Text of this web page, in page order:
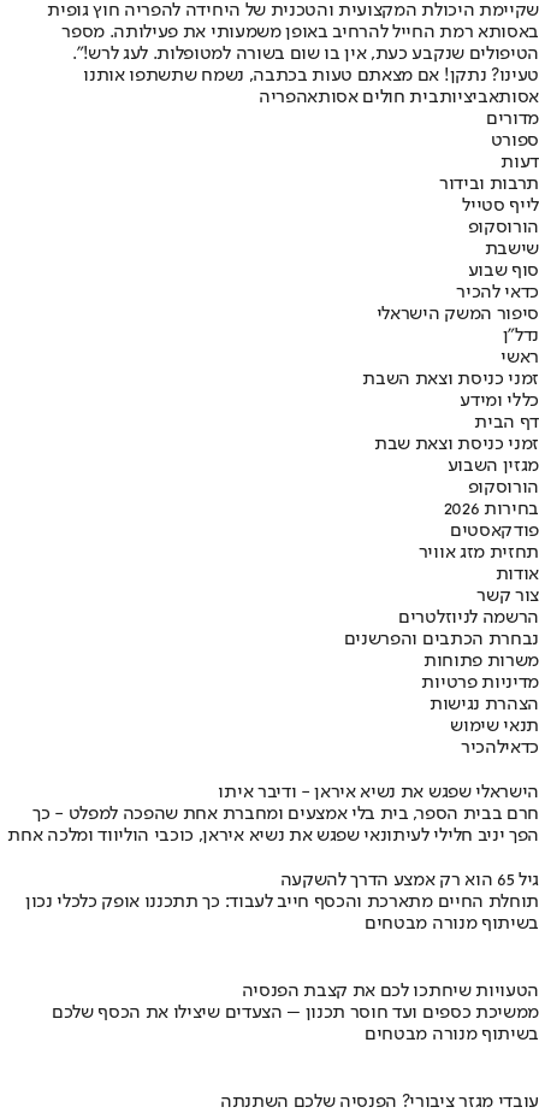
שקיימת היכולת המקצועית והטכנית של היחידה להפריה חוץ גופית
באסותא רמת החייל להרחיב באופן משמעותי את פעילותה. מספר
הטיפולים שנקבע כעת, אין בו שום בשורה למטופלות. לעג לרש!".
טעינו? נתקן! אם מצאתם טעות בכתבה, נשמח שתשתפו אותנו
אסותאביציותבית חולים אסותאהפריה
מדורים
ספורט
דעות
תרבות ובידור
לייף סטייל
הורוסקופ
שישבת
סוף שבוע
כדאי להכיר
סיפור המשק הישראלי
נדל"ן
ראשי
זמני כניסת וצאת השבת
כללי ומידע
דף הבית
זמני כניסת וצאת שבת
מגזין השבוע
הורוסקופ
בחירות 2026
פודקאסטים
תחזית מזג אוויר
אודות
צור קשר
הרשמה לניוזלטרים
נבחרת הכתבים והפרשנים
משרות פתוחות
מדיניות פרטיות
הצהרת נגישות
תנאי שימוש
כדאילהכיר
הישראלי שפגש את נשיא איראן - ודיבר איתו
חרם בבית הספר, בית בלי אמצעים ומחברת אחת שהפכה למפלט - כך
הפך יניב חלילי לעיתונאי שפגש את נשיא איראן, כוכבי הוליווד ומלכה אחת
גיל 65 הוא רק אמצע הדרך להשקעה
תוחלת החיים מתארכת והכסף חייב לעבוד: כך תתכננו אופק כלכלי נכון
בשיתוף מנורה מבטחים
הטעויות שיחתכו לכם את קצבת הפנסיה
ממשיכת כספים ועד חוסר תכנון – הצעדים שיצילו את הכסף שלכם
בשיתוף מנורה מבטחים
עובדי מגזר ציבורי? הפנסיה שלכם השתנתה